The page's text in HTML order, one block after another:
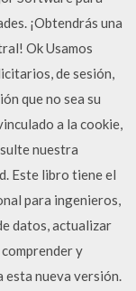
¡Obtendrás una
Ok Usamos
de sesión,
que no sea su
a la cookie,
nuestra
Este libro tiene el
para ingenieros,
datos, actualizar
y
nueva versión.